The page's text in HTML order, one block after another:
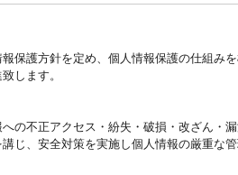
保護方針を定め、個人情報保護の仕組み
します。
の不正アクセス・紛失・破損・改ざん・
じ、安全対策を実施し個人情報の厳重な管